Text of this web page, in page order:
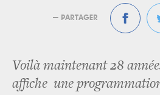
— PARTAGER
Voilà maintenant 28
affiche une